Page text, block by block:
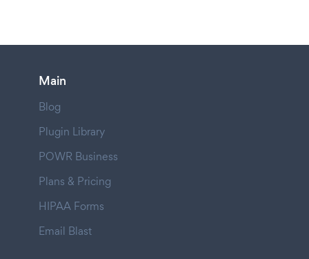
Main
Blog
Plugin Library
POWR Business
Plans & Pricing
HIPAA Forms
Email Blast